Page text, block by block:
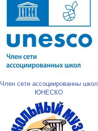
Член сети ассоциированны школ
ЮНЕСКО